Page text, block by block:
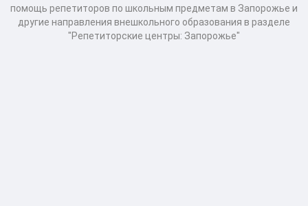
помощь репетиторов по школьным предметам в Запорожье и
другие направления внешкольного образования в разделе
"Репетиторские центры: Запорожье"